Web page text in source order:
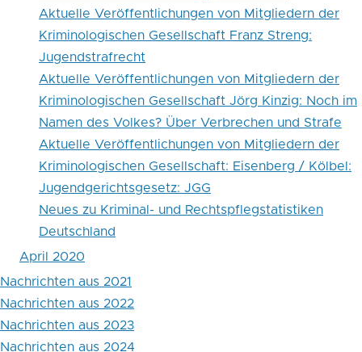
Aktuelle Veröffentlichungen von Mitgliedern der
Kriminologischen Gesellschaft Franz Streng:
Jugendstrafrecht
Aktuelle Veröffentlichungen von Mitgliedern der
Kriminologischen Gesellschaft Jörg Kinzig: Noch im
Namen des Volkes? Über Verbrechen und Strafe
Aktuelle Veröffentlichungen von Mitgliedern der
Kriminologischen Gesellschaft: Eisenberg / Kölbel:
Jugendgerichtsgesetz: JGG
Neues zu Kriminal- und Rechtspflegstatistiken
Deutschland
April 2020
Nachrichten aus 2021
Nachrichten aus 2022
Nachrichten aus 2023
Nachrichten aus 2024